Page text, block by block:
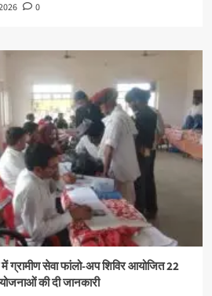
0
ग्रामीण सेवा फांलो-अप शिविर आयोजित 22
की दी जानकारी